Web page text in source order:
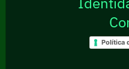
Política